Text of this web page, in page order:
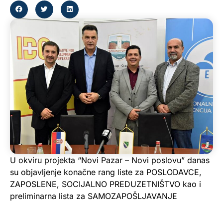
U okviru projekta “Novi Pazar – Novi poslovu” danas
su objavljenje konačne rang liste za POSLODAVCE,
ZAPOSLENE, SOCIJALNO PREDUZETNIŠTVO kao i
preliminarna lista za SAMOZAPOŠLJAVANJE